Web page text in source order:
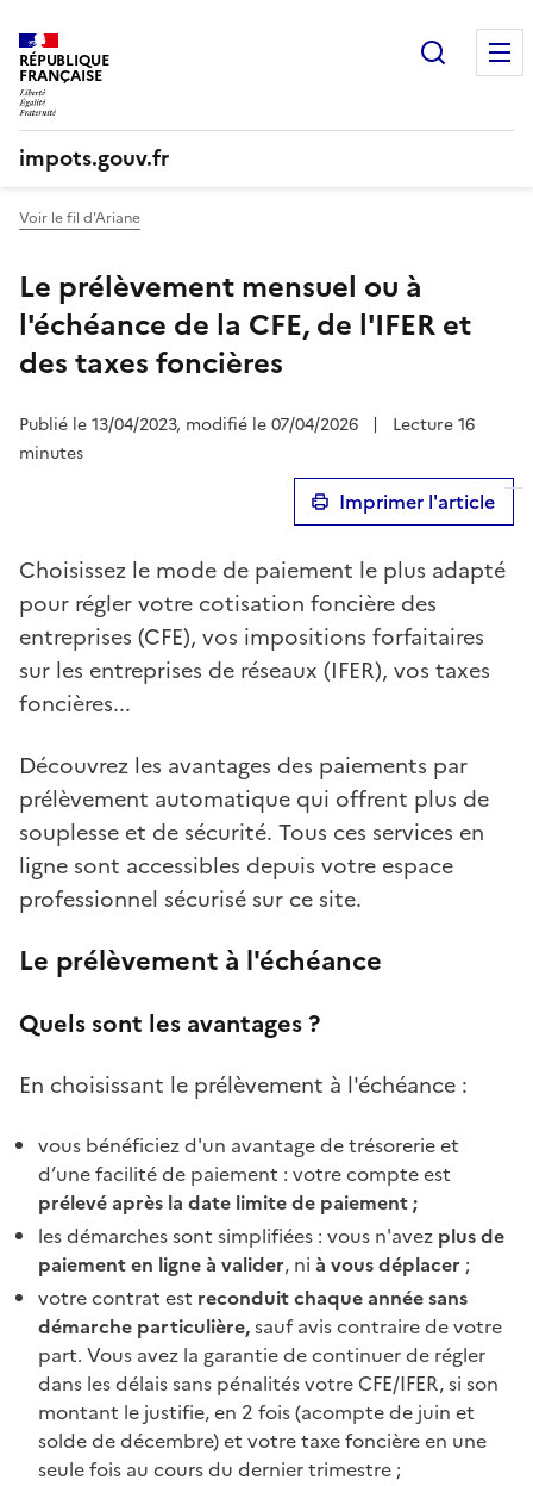
RÉPUBLIQUE
FRANÇAISE
impots.gouv.fr
Voir le fil d'Ariane
Le prélèvement mensuel ou à
l'échéance de la CFE, de l'IFER et
des taxes foncières
Publié le 13/04/2023, modifié le 07/04/2026 |
Lecture 16
minutes
Imprimer l'article
Choisissez le mode de paiement le plus adapté
pour régler votre cotisation foncière des
entreprises (CFE), vos impositions forfaitaires
sur les entreprises de réseaux (IFER), vos taxes
foncières...
Découvrez les avantages des paiements par
prélèvement automatique qui offrent plus de
souplesse et de sécurité. Tous ces services en
ligne sont accessibles depuis votre espace
professionnel sécurisé sur ce site.
Le prélèvement à l'échéance
Quels sont les avantages ?
En choisissant le prélèvement à l'échéance :
vous bénéficiez d'un avantage de trésorerie et
d’une facilité de paiement : votre compte est
prélevé après la date limite de paiement ;
les démarches sont simplifiées : vous n'avez plus de
paiement en ligne à valider, ni à vous déplacer ;
votre contrat est reconduit chaque année sans
démarche particulière,sauf avis contraire de votre
part. Vous avez la garantie de continuer de régler
dans les délais sans pénalités votre CFE/IFER, si son
montant le justifie, en 2 fois (acompte de juin et
solde de décembre) et votre taxe foncière en une
seule fois au cours du dernier trimestre ;